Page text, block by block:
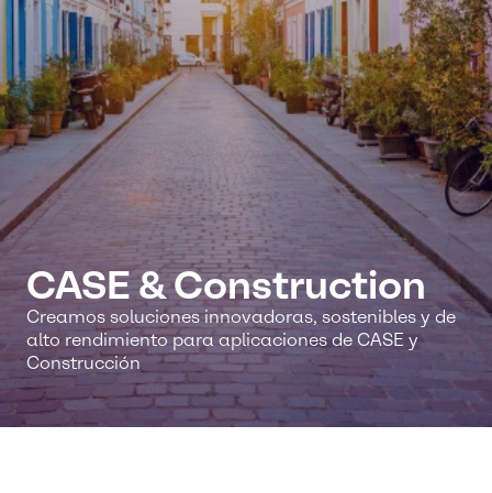
CASE & Construction
Creamos soluciones innovadoras, sostenibles y de
alto rendimiento para aplicaciones de CASE y
Construcción